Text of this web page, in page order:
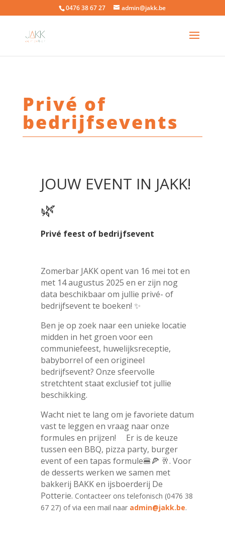
0476 38 67 27 admin@jakk.be
Privé of
bedrijfsevents
JOUW EVENT IN JAKK!
🌿
Privé feest of bedrijfsevent
Zomerbar JAKK opent van 16 mei tot en
met 14 augustus 2025 en er zijn nog
data beschikbaar om jullie privé- of
bedrijfsevent te boeken! ✨
Ben je op zoek naar een unieke locatie
midden in het groen voor een
communiefeest, huwelijksreceptie,
babyborrel of een origineel
bedrijfsevent? Onze sfeervolle
stretchtent staat exclusief tot jullie
beschikking.
Wacht niet te lang om je favoriete datum
vast te leggen en vraag naar onze
formules en prijzen! Er is de keuze
tussen een BBQ, pizza party, burger
event of een tapas formule🍔🍕 🥂. Voor
de desserts werken we samen met
bakkerij BAKK en ijsboerderij De
Potterie. Contacteer ons telefonisch (0476 38
67 27) of via een mail naar admin@jakk.be.